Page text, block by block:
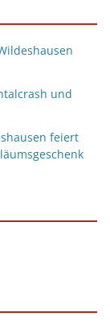
und
feiert